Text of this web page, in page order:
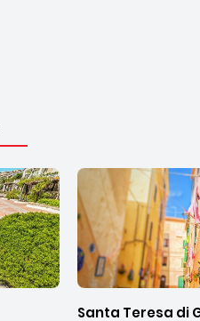
Santa Teresa di